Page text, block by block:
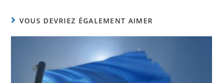
VOUS DEVRIEZ ÉGALEMENT AIMER